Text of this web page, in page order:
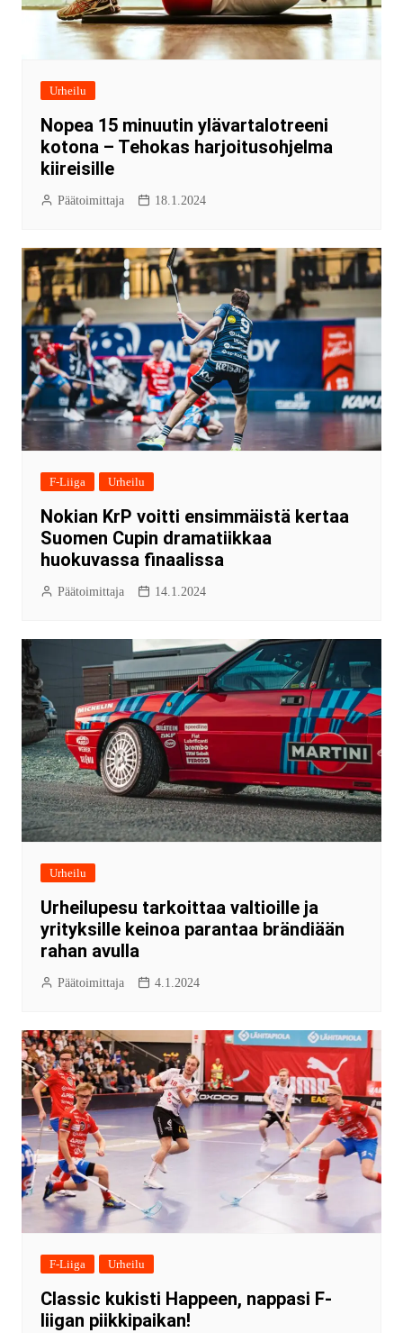
Urheilu
Nopea 15 minuutin ylävartalotreeni
kotona – Tehokas harjoitusohjelma
kiireisille
Päätoimittaja 18.1.2024
F-Liiga Urheilu
Nokian KrP voitti ensimmäistä kertaa
Suomen Cupin dramatiikkaa
huokuvassa finaalissa
Päätoimittaja 14.1.2024
Urheilu
Urheilupesu tarkoittaa valtioille ja
yrityksille keinoa parantaa brändiään
rahan avulla
Päätoimittaja 4.1.2024
F-Liiga Urheilu
Classic kukisti Happeen, nappasi F-
liigan piikkipaikan!